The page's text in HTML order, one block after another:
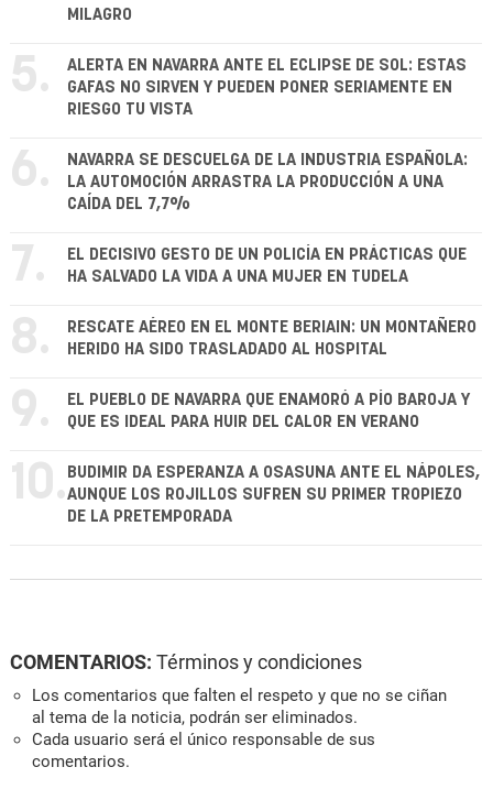
MILAGRO
5.
ALERTA EN NAVARRA ANTE EL ECLIPSE DE SOL: ESTAS
GAFAS NO SIRVEN Y PUEDEN PONER SERIAMENTE EN
RIESGO TU VISTA
6.
NAVARRA SE DESCUELGA DE LA INDUSTRIA ESPAÑOLA:
LA AUTOMOCIÓN ARRASTRA LA PRODUCCIÓN A UNA
CAÍDA DEL 7,7%
7.
EL DECISIVO GESTO DE UN POLICÍA EN PRÁCTICAS QUE
HA SALVADO LA VIDA A UNA MUJER EN TUDELA
8.
RESCATE AÉREO EN EL MONTE BERIAIN: UN MONTAÑERO
HERIDO HA SIDO TRASLADADO AL HOSPITAL
9.
EL PUEBLO DE NAVARRA QUE ENAMORÓ A PÍO BAROJA Y
QUE ES IDEAL PARA HUIR DEL CALOR EN VERANO
10. BUDIMIR DA ESPERANZA A OSASUNA ANTE EL NÁPOLES,
AUNQUE LOS ROJILLOS SUFREN SU PRIMER TROPIEZO
DE LA PRETEMPORADA
COMENTARIOS: Términos y condiciones
Los comentarios que falten el respeto y que no se ciñan
al tema de la noticia, podrán ser eliminados.
Cada usuario será el único responsable de sus
comentarios.